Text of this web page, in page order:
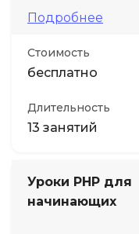
Подробнее
Стоимость
бесплатно
Длительность
13 занятий
Уроки PHP для
начинающих